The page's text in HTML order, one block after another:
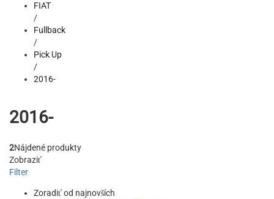
FIAT
/
Fullback
/
Pick Up
/
2016-
2016-
2Nájdené produkty
Zobraziť
Filter
Zoradiť od najnovších